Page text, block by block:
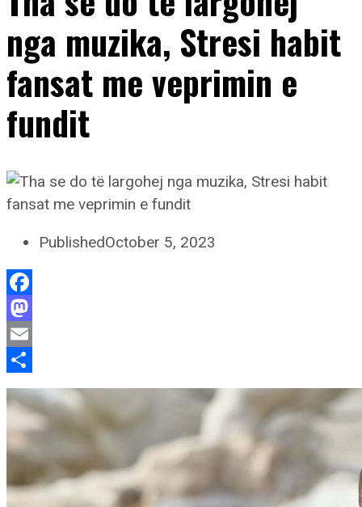
nga muzika, Stresi habit
fansat me veprimin e
fundit
PublishedOctober 5, 2023
Facebook
Mastodon
Email
Share